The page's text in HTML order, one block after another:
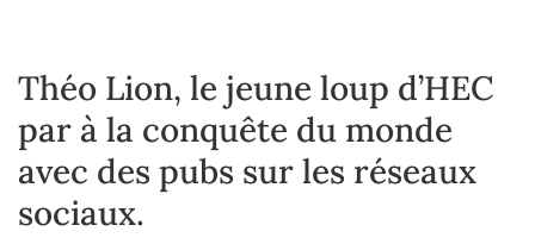
Théo Lion, le jeune loup d’HEC
par à la conquête du monde
avec des pubs sur les réseaux
sociaux.